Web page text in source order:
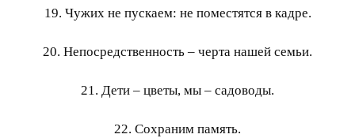
19. Чужих не пускаем: не поместятся в кадре.
20. Непосредственность – черта нашей семьи.
21. Дети – цветы, мы – садоводы.
22. Сохраним память.